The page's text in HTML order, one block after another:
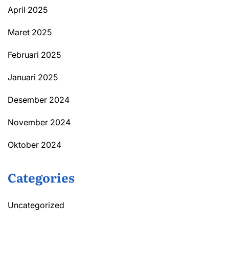
April 2025
Maret 2025
Februari 2025
Januari 2025
Desember 2024
November 2024
Oktober 2024
Categories
Uncategorized